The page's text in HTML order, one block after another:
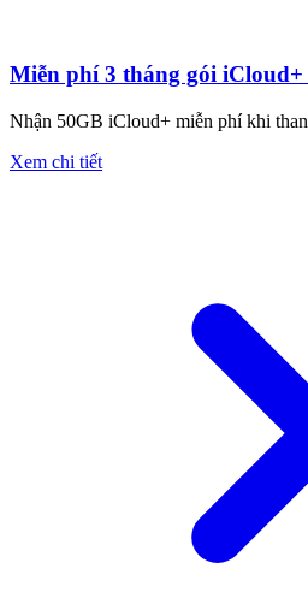
Miễn phí 3 tháng gói iCloud+
Nhận 50GB iCloud+ miễn phí khi
Xem chi tiết